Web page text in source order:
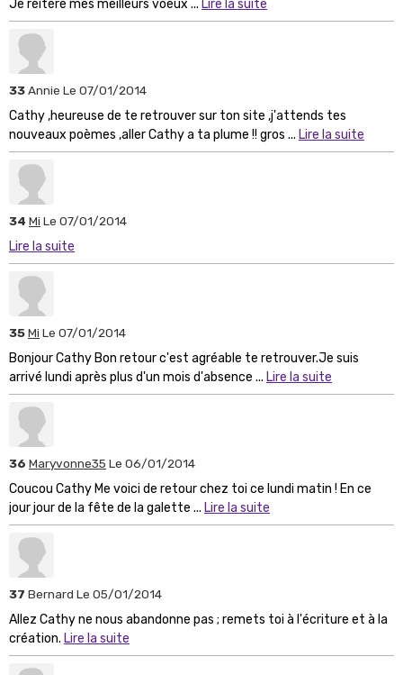
Je réitère mes meilleurs voeux ... Lire la suite
33Annie Le 07/01/2014
Cathy ,heureuse de te retrouver sur ton site ,j'attends tes
nouveaux poèmes ,aller Cathy a ta plume !! gros ... Lire la suite
34 Mi Le 07/01/2014
Lire la suite
35Mi Le 07/01/2014
Bonjour Cathy Bon retour c'est agréable te retrouver.Je suis
arrivé lundi après plus d'un mois d'absence ... Lire la suite
36 Maryvonne35 Le 06/01/2014
Coucou Cathy Me voici de retour chez toi ce lundi matin ! En ce
jour jour de la fête de la galette ... Lire la suite
37 Bernard Le 05/01/2014
Allez Cathy ne nous abandonne pas ; remets toi à l'écriture et à la
création. Lire la suite